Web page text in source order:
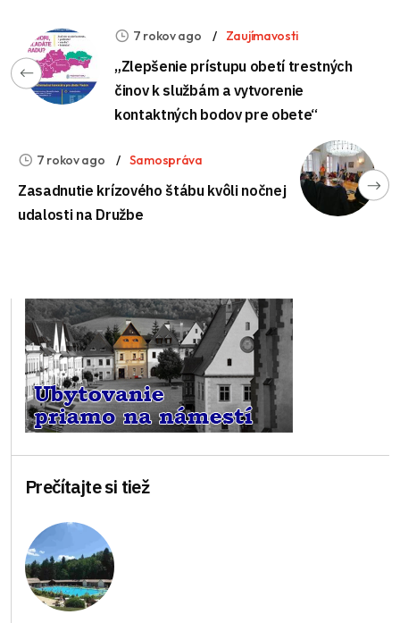
7 rokov ago Zaujímavosti
„Zlepšenie prístupu obetí trestných
činov k službám a vytvorenie
kontaktných bodov pre obete“
7 rokov ago Samospráva
Zasadnutie krízového štábu kvôli nočnej
udalosti na Družbe
Prečítajte si tiež